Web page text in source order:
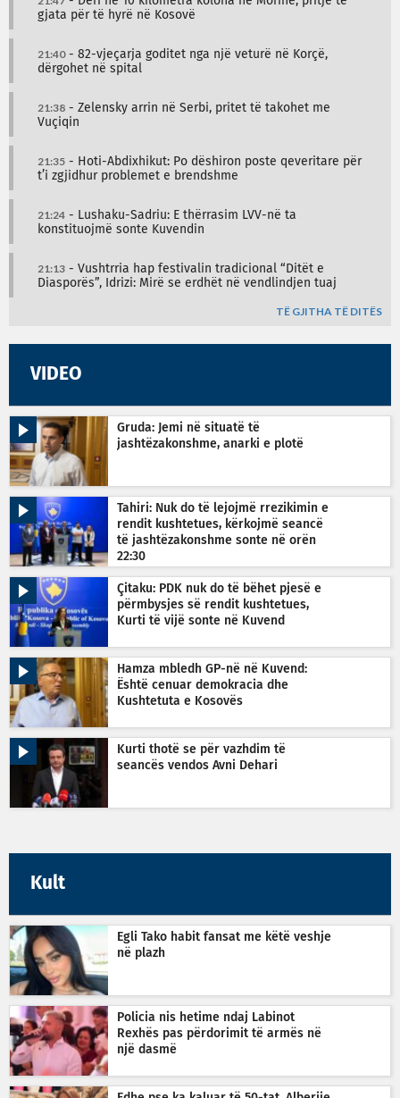
gjata për të hyrë në Kosovë
21:40- 82-vjeçarja goditet nga një veturë në Korçë,
dërgohet në spital
21:38 - Zelensky arrin në Serbi, pritet të takohet me
Vuçiqin
21:35 - Hoti-Abdixhikut: Po dëshiron poste qeveritare për
t’i zgjidhur problemet e brendshme
21:24 - Lushaku-Sadriu: E thërrasim LVV-në ta
konstituojmë sonte Kuvendin
21:13 - Vushtrria hap festivalin tradicional “Ditët e
Diasporës”, Idrizi: Mirë se erdhët në vendlindjen tuaj
TË GJITHA TË DITËS
VIDEO
Gruda: Jemi në situatë të
jashtëzakonshme, anarki e plotë
Tahiri: Nuk do të lejojmë rrezikimin e
rendit kushtetues, kërkojmë seancë
të jashtëzakonshme sonte në orën
22:30
Çitaku: PDK nuk do të bëhet pjesë e
përmbysjes së rendit kushtetues,
Kurti të vijë sonte në Kuvend
Hamza mbledh GP-në në Kuvend:
Është cenuar demokracia dhe
Kushtetuta e Kosovës
Kurti thotë se për vazhdim të
seancës vendos Avni Dehari
Kult
Egli Tako habit fansat me këtë veshje
në plazh
Policia nis hetime ndaj Labinot
Rexhës pas përdorimit të armës në
një dasmë